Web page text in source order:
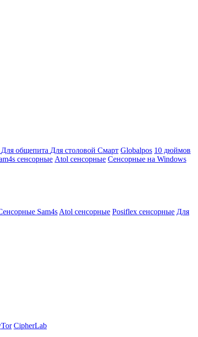
Для общепита Для столовой Смарт Globalpos 10 дюймов
сенсорные Atol сенсорные Сенсорные на Windows
Sam4s Atol сенсорные Posiflex сенсорные Для
CipherLab